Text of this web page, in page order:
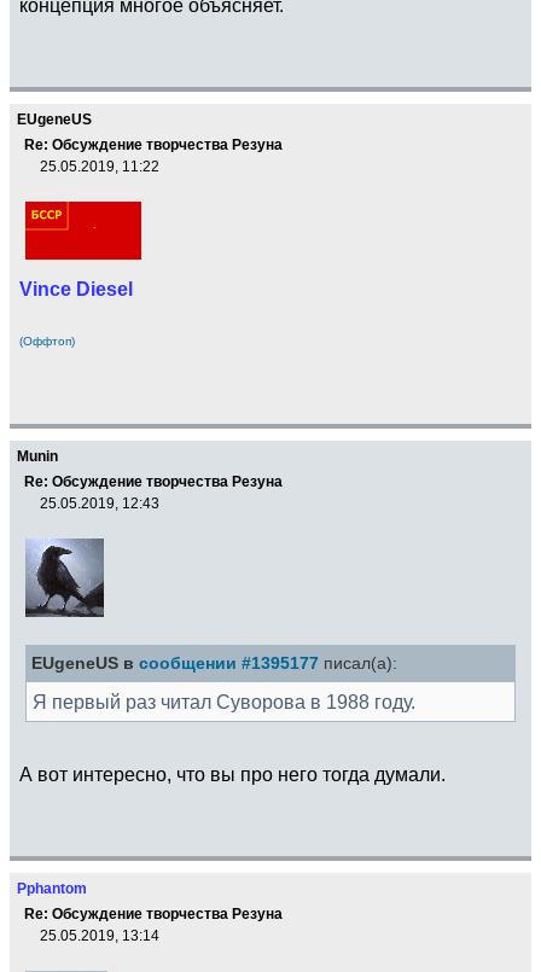
концепция многое объясняет.
EUgeneUS
Re: Обсуждение творчества Резуна
25.05.2019, 11:22
Vince Diesel
(Оффтоп)
Munin
Re: Обсуждение творчества Резуна
25.05.2019, 12:43
EUgeneUS в сообщении #1395177 писал(а):
Я первый раз читал Суворова в 1988 году.
А вот интересно, что вы про него тогда думали.
Pphantom
Re: Обсуждение творчества Резуна
25.05.2019, 13:14